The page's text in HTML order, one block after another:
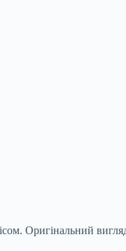
Оригінальний